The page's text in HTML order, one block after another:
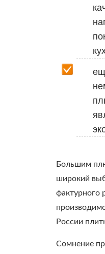
Большим
широкий
фактурного
России
Сомнение